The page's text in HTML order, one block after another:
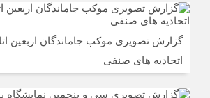
گزارش تصویری موکب جاماندگان اربعین
اتحادیه های صنفی